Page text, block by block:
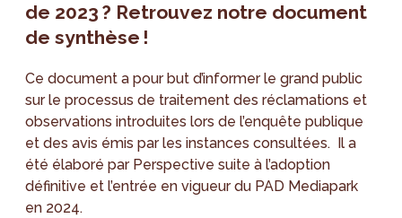
de 2023 ? Retrouvez notre document
de synthèse !
Ce document a pour but d’informer le grand public
sur le processus de traitement des réclamations et
observations introduites lors de l’enquête publique
et des avis émis par les instances consultées. Il a
été élaboré par Perspective suite à l’adoption
définitive et l’entrée en vigueur du PAD Mediapark
en 2024.